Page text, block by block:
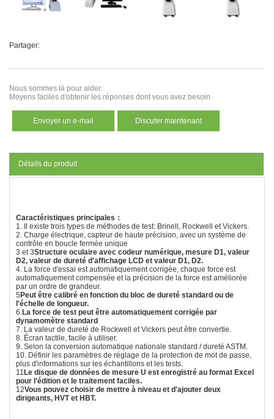
Partager:
Nous sommes là pour aider:
Moyens faciles d'obtenir les réponses dont vous avez besoin
Envoyer un e-mail Discuter maintenant
Détails du produit
Caractéristiques principales ：
1. Il existe trois types de méthodes de test: Brinell, Rockwell et Vickers.
2. Charge électrique, capteur de haute précision, avec un système de
contrôle en boucle fermée unique
3 et 3Structure oculaire avec codeur numérique, mesure D1, valeur
D2, valeur de dureté d'affichage LCD et valeur D1, D2.
4. La force d'essai est automatiquement corrigée, chaque force est
automatiquement compensée et la précision de la force est améliorée
par un ordre de grandeur.
5 Peut être calibré en fonction du bloc de dureté standard ou de
l'échelle de longueur.
6.La force de test peut être automatiquement corrigée par
dynamomètre standard
7. La valeur de dureté de Rockwell et Vickers peut être convertie.
8. Écran tactile, facile à utiliser.
9. Selon la conversion automatique nationale standard / dureté ASTM.
10. Définir les paramètres de réglage de la protection de mot de passe,
plus d'informations sur les échantillons et les tests.
11 Le disque de données de mesure U est enregistré au format Excel
pour l'édition et le traitement faciles.
12Vous pouvez choisir de mettre à niveau et d'ajouter deux
dirigeants, HVT et HBT.